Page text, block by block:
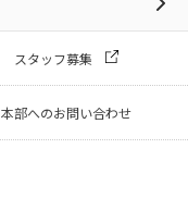
スタッフ募集
本部へのお問い合わせ